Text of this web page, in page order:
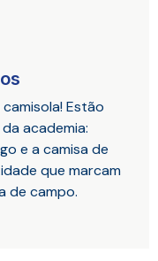
Estão
academia:
e a camisa de
que marcam
de campo.